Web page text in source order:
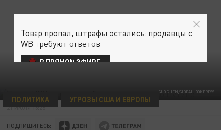
GUO CHEN/GLOBALLOOKPRESS
ПОЛИТИКА УГРОЗЫ США И ЕВРОПЫ
21 ИЮЛЯ 16:26
ПОДПИШИТЕСЬ:
Товар пропал, штрафы остались: продавцы с
WB требуют ответов
В ПРЯМОМ ЭФИРЕ: